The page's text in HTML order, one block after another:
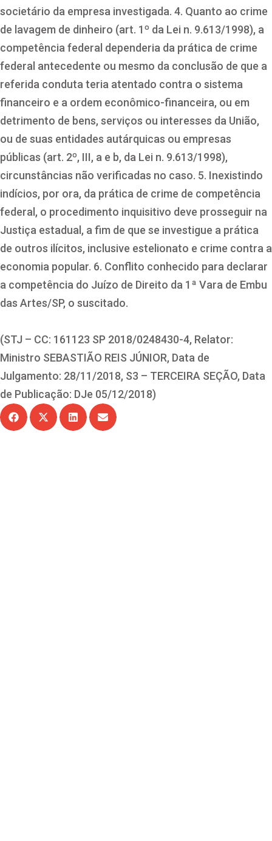
societário da empresa investigada. 4. Quanto ao crime
de lavagem de dinheiro (art. 1º da Lei n. 9.613/1998), a
competência federal dependeria da prática de crime
federal antecedente ou mesmo da conclusão de que a
referida conduta teria atentado contra o sistema
financeiro e a ordem econômico-financeira, ou em
detrimento de bens, serviços ou interesses da União,
ou de suas entidades autárquicas ou empresas
públicas (art. 2º, III, a e b, da Lei n. 9.613/1998),
circunstâncias não verificadas no caso. 5. Inexistindo
indícios, por ora, da prática de crime de competência
federal, o procedimento inquisitivo deve prosseguir na
Justiça estadual, a fim de que se investigue a prática
de outros ilícitos, inclusive estelionato e crime contra a
economia popular. 6. Conflito conhecido para declarar
a competência do Juízo de Direito da 1ª Vara de Embu
das Artes/SP, o suscitado.
(STJ – CC: 161123 SP 2018/0248430-4, Relator:
Ministro SEBASTIÃO REIS JÚNIOR, Data de
Julgamento: 28/11/2018, S3 – TERCEIRA SEÇÃO, Data
de Publicação: DJe 05/12/2018)